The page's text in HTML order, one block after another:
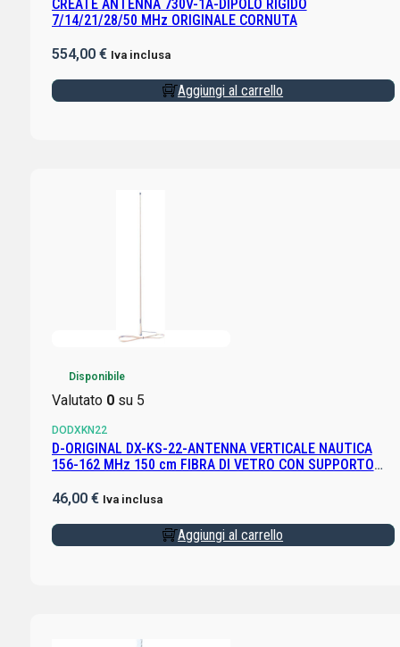
CREATE ANTENNA 730V-1A-DIPOLO RIGIDO
7/14/21/28/50 MHz ORIGINALE CORNUTA
554,00 € Iva inclusa
Aggiungi al carrello
Disponibile
Valutato 0su 5
DODXKN22
D-ORIGINAL DX-KS-22-ANTENNA VERTICALE NAUTICA
156-162 MHz 150 cm FIBRA DI VETRO CON SUPPORTO
46,00 € Iva inclusa
Aggiungi al carrello